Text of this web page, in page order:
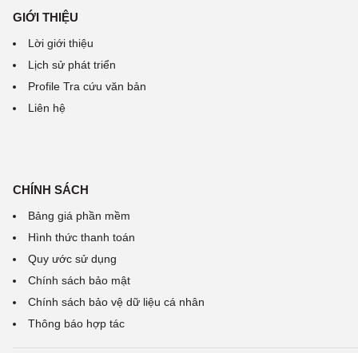
GIỚI THIỆU
Lời giới thiệu
Lịch sử phát triển
Profile Tra cứu văn bản
Liên hệ
CHÍNH SÁCH
Bảng giá phần mềm
Hình thức thanh toán
Quy ước sử dụng
Chính sách bảo mật
Chính sách bảo vệ dữ liệu cá nhân
Thông báo hợp tác